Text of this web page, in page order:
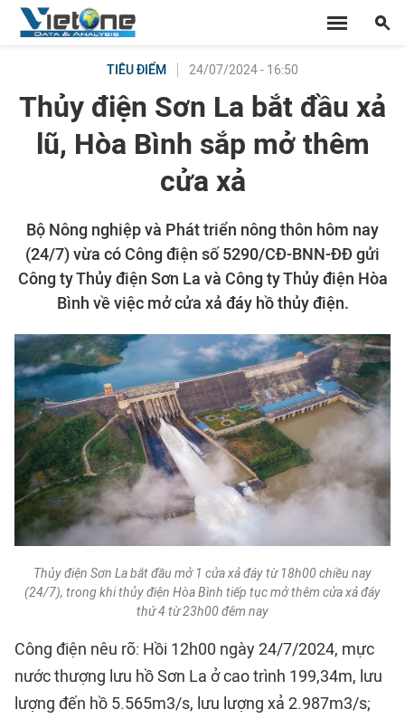
TIÊU ĐIỂM 24/07/2024 - 16:50
Thủy điện Sơn La bắt đầu xả
lũ, Hòa Bình sắp mở thêm
cửa xả
Bộ Nông nghiệp và Phát triển nông thôn hôm nay
(24/7) vừa có Công điện số 5290/CĐ-BNN-ĐĐ gửi
Công ty Thủy điện Sơn La và Công ty Thủy điện Hòa
Bình về việc mở cửa xả đáy hồ thủy điện.
Thủy điện Sơn La bắt đầu mở 1 cửa xả đáy từ 18h00 chiều nay
(24/7), trong khi thủy điện Hòa Bình tiếp tục mở thêm cửa xả đáy
thứ 4 từ 23h00 đêm nay
Công điện nêu rõ: Hồi 12h00 ngày 24/7/2024, mực
nước thượng lưu hồ Sơn La ở cao trình 199,34m, lưu
lượng đến hồ 5.565m3/s, lưu lượng xả 2.987m3/s;